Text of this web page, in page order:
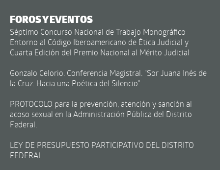
FOROS Y EVENTOS
Séptimo Concurso Nacional de Trabajo Monográfico
Entorno al Código Iberoamericano de Ética Judicial y
Cuarta Edición del Premio Nacional al Mérito Judicial
Gonzalo Celorio. Conferencia Magistral. "Sor Juana Inés de
la Cruz. Hacia una Poética del Silencio"
PROTOCOLO para la prevención, atención y sanción al
acoso sexual en la Administración Pública del Distrito
Federal.
LEY DE PRESUPUESTO PARTICIPATIVO DEL DISTRITO
FEDERAL